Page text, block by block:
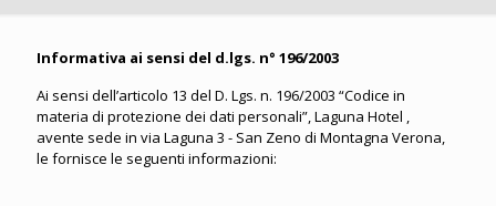
Informativa ai sensi del d.lgs. n° 196/2003
Ai sensi dell’articolo 13 del D. Lgs. n. 196/2003 “Codice in
materia di protezione dei dati personali”, Laguna Hotel ,
avente sede in via Laguna 3 - San Zeno di Montagna Verona,
le fornisce le seguenti informazioni: